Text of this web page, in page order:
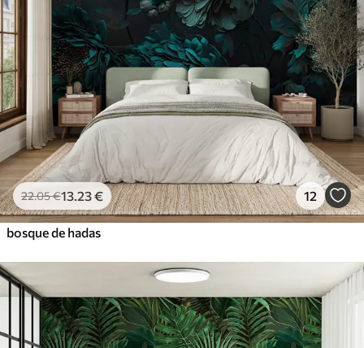
22.05€13 .23€ 12
bosque de hadas